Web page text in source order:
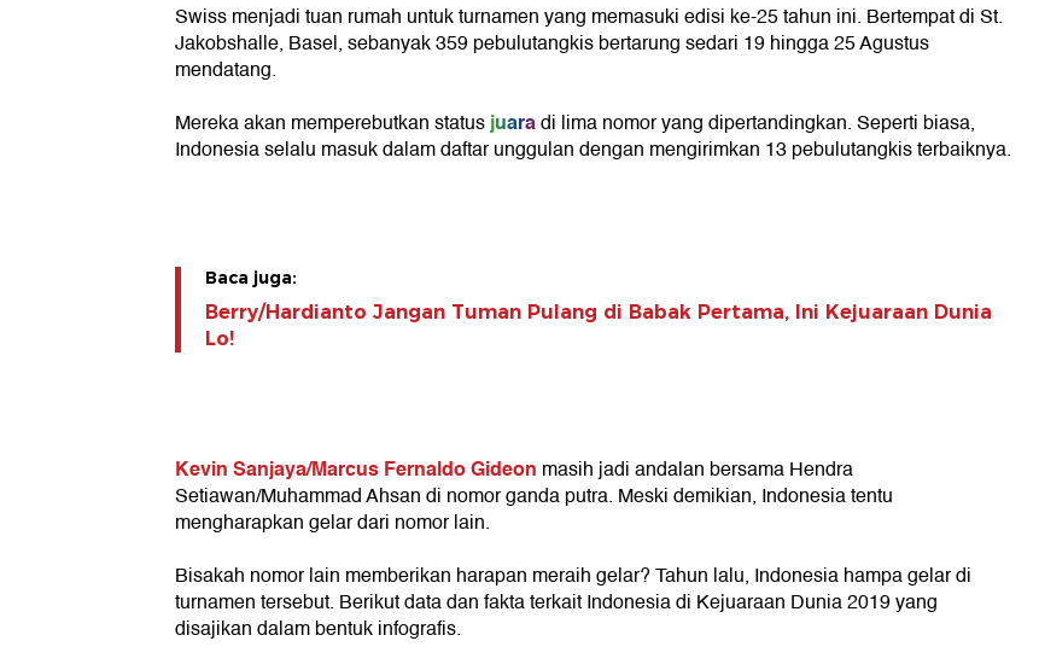
Swiss menjadi tuan rumah untuk turnamen yang memasuki edisi ke-25 tahun ini. Bertempat di St.
Jakobshalle, Basel, sebanyak 359 pebulutangkis bertarung sedari 19 hingga 25 Agustus
mendatang.
Mereka akan memperebutkan statusjuaradi lima nomor yang dipertandingkan. Seperti biasa,
Indonesia selalu masuk dalam daftar unggulan dengan mengirimkan 13 pebulutangkis terbaiknya.
Baca juga:
Berry/Hardianto Jangan Tuman Pulang di Babak Pertama, Ini Kejuaraan Dunia
Lo!
Kevin Sanjaya/Marcus Fernaldo Gideon masih jadi andalan bersama Hendra
Setiawan/Muhammad Ahsan di nomor ganda putra. Meski demikian, Indonesia tentu
mengharapkan gelar dari nomor lain.
Bisakah nomor lain memberikan harapan meraih gelar? Tahun lalu, Indonesia hampa gelar di
turnamen tersebut. Berikut data dan fakta terkait Indonesia di Kejuaraan Dunia 2019 yang
disajikan dalam bentuk infografis.